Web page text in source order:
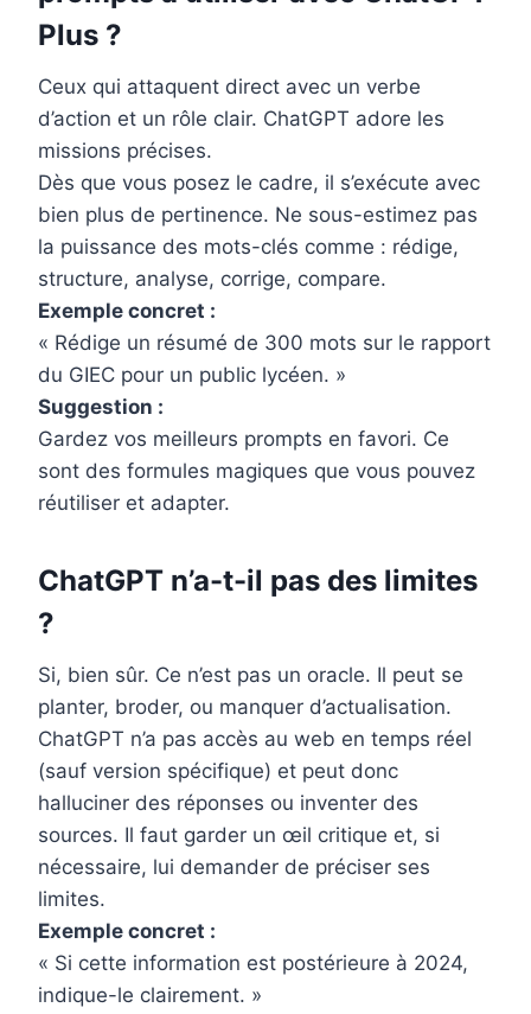
Plus ?
Ceux qui attaquent direct avec un verbe
d’action et un rôle clair. ChatGPT adore les
missions précises.
Dès que vous posez le cadre, il s’exécute avec
bien plus de pertinence. Ne sous-estimez pas
la puissance des mots-clés comme : rédige,
structure, analyse, corrige, compare.
Exemple concret :
« Rédige un résumé de 300 mots sur le rapport
du GIEC pour un public lycéen. »
Suggestion :
Gardez vos meilleurs prompts en favori. Ce
sont des formules magiques que vous pouvez
réutiliser et adapter.
ChatGPT n’a-t-il pas des limites
?
Si, bien sûr. Ce n’est pas un oracle. Il peut se
planter, broder, ou manquer d’actualisation.
ChatGPT n’a pas accès au web en temps réel
(sauf version spécifique) et peut donc
halluciner des réponses ou inventer des
sources. Il faut garder un œil critique et, si
nécessaire, lui demander de préciser ses
limites.
Exemple concret :
« Si cette information est postérieure à 2024,
indique-le clairement. »